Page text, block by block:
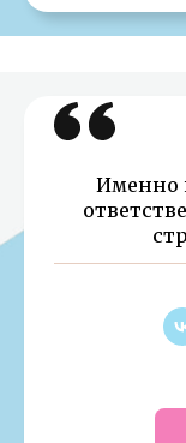
Именно